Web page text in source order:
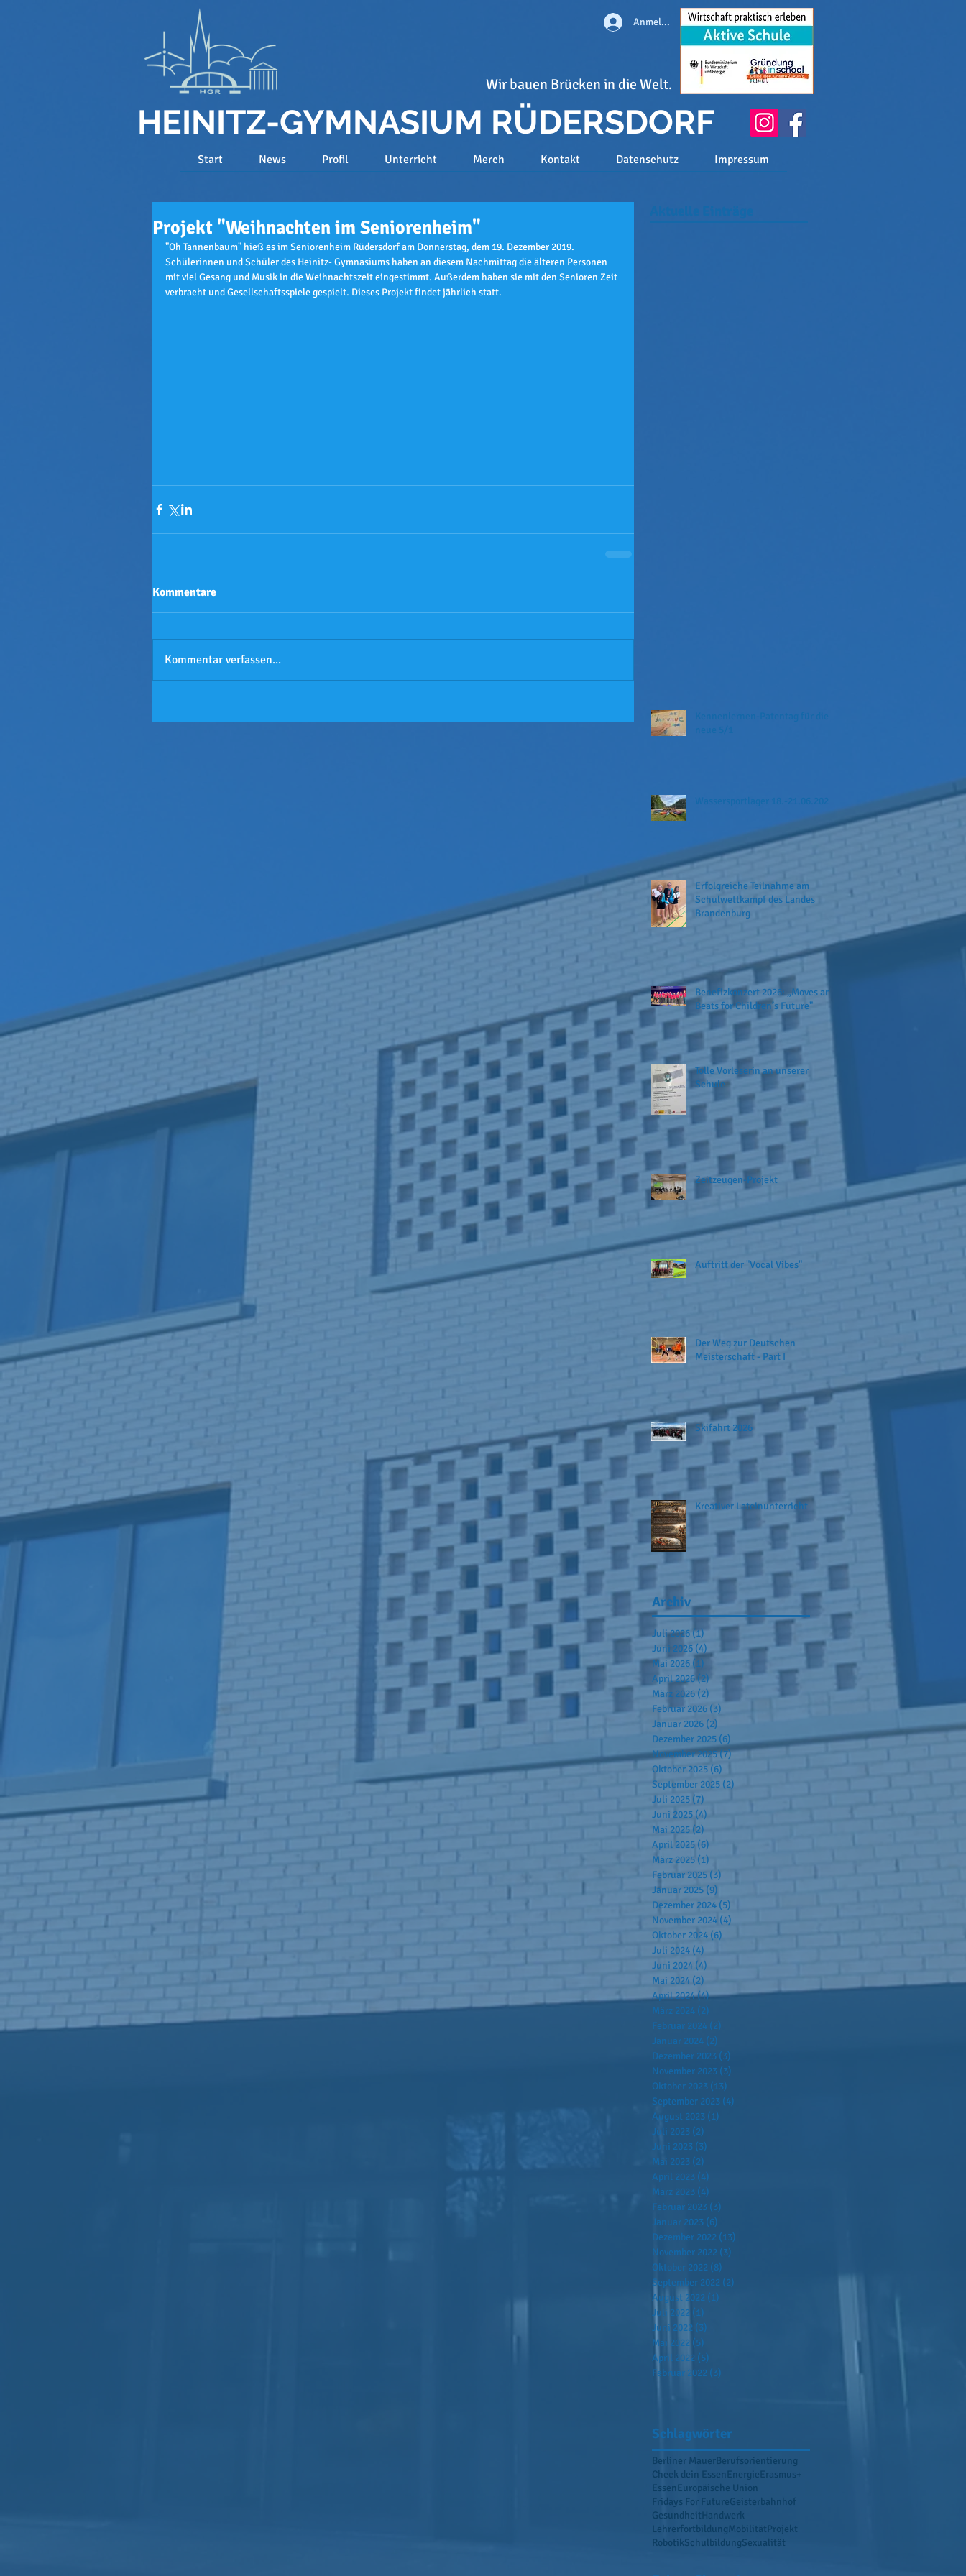
Anmelden
Wir bauen Brücken in die Welt.
HEINITZ-GYMNASIUM RÜDERSDORF
Start News Profil Unterricht Merch Kontakt Datenschutz Impressum
Projekt "Weihnachten im Seniorenheim"
"Oh Tannenbaum" hieß es im Seniorenheim Rüdersdorf am Donnerstag, dem 19. Dezember 2019.
Schülerinnen und Schüler des Heinitz- Gymnasiums haben an diesem Nachmittag die älteren Personen
mit viel Gesang und Musik in die Weihnachtszeit eingestimmt. Außerdem haben sie mit den Senioren Zeit
verbracht und Gesellschaftsspiele gespielt. Dieses Projekt findet jährlich statt.
Kommentare
Kommentar verfassen...
Kennenlernen-Patentag für die
neue 5/1
Wassersportlager 18.-21.06.2026
Erfolgreiche Teilnahme am
Schulwettkampf des Landes
Brandenburg
Benefizkonzert 2026: „Moves and
Beats for Children’s Future"
Tolle Vorleserin an unserer
Schule
Zeitzeugen-Projekt
Auftritt der "Vocal Vibes"
Der Weg zur Deutschen
Meisterschaft - Part I
Skifahrt 2026
Kreativer Lateinunterricht
Archiv
Juli 2026 (1)1 Beitrag
Juni 2026 (4) 4 Beiträge
Mai 2026 (1)
April 2026(2)2 Beiträge
März 2026 (2)
Februar 2026 (3)
Januar 2026 (2)
Dezember 2025 (6) 6 Beiträge
November 2025(7)7 Beiträge
Oktober 2025 (6)
September 2025 (2)
Juli 2025 (7)
Juni 2025 (4)
Mai 2025 (2)
April 2025 (6)
März 2025 (1)
Februar 2025 (3)
Januar 2025 (9)
Dezember 2024 (5)
November 2024 (4)
Oktober 2024 (6)
Juli 2024 (4)
Juni 2024 (4)
Mai 2024 (2)
April 2024(4)4 Beiträge
März 2024 (2)
Februar 2024 (2)
Januar 2024 (2)
Dezember 2023 (3)
November 2023 (3)
Oktober 2023 (13)
September 2023 (4)
August 2023 (1)
Juli 2023 (2)
Juni 2023 (3)
Mai 2023 (2)
April 2023 (4)
März 2023 (4)
Februar 2023 (3)
Januar 2023 (6)
Dezember 2022 (13)
November 2022 (3)
Oktober 2022 (8)
September 2022 (2)
August 2022 (1)
Juli 2022 (1)
Juni 2022 (3)
Mai 2022 (5)
April 2022 (5)
Februar 2022 (3)
Schlagwörter
Berliner MauerBerufsorientierung
Check dein Essen EnergieErasmus+
EssenEuropäische Union
Fridays For FutureGeisterbahnhof
GesundheitHandwerk
LehrerfortbildungMobilitätProjekt
RobotikSchulbildungSexualität